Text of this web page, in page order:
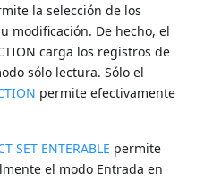
la selección de los
modificación. De hecho, el
carga los registros de
sólo lectura. Sólo el
permite efectivamente
SET ENTERABLE permite
el modo Entrada en